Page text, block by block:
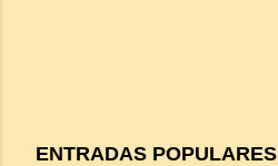
ENTRADAS POPULARES